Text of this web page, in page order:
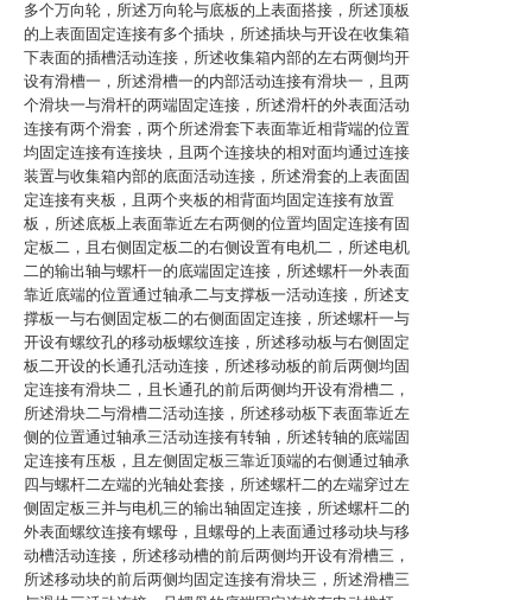
多个万向轮，所述万向轮与底板的上表面搭接，所述顶板
的上表面固定连接有多个插块，所述插块与开设在收集箱
下表面的插槽活动连接，所述收集箱内部的左右两侧均开
设有滑槽一，所述滑槽一的内部活动连接有滑块一，且两
个滑块一与滑杆的两端固定连接，所述滑杆的外表面活动
连接有两个滑套，两个所述滑套下表面靠近相背端的位置
均固定连接有连接块，且两个连接块的相对面均通过连接
装置与收集箱内部的底面活动连接，所述滑套的上表面固
定连接有夹板，且两个夹板的相背面均固定连接有放置
板，所述底板上表面靠近左右两侧的位置均固定连接有固
定板二，且右侧固定板二的右侧设置有电机二，所述电机
二的输出轴与螺杆一的底端固定连接，所述螺杆一外表面
靠近底端的位置通过轴承二与支撑板一活动连接，所述支
撑板一与右侧固定板二的右侧面固定连接，所述螺杆一与
开设有螺纹孔的移动板螺纹连接，所述移动板与右侧固定
板二开设的长通孔活动连接，所述移动板的前后两侧均固
定连接有滑块二，且长通孔的前后两侧均开设有滑槽二，
所述滑块二与滑槽二活动连接，所述移动板下表面靠近左
侧的位置通过轴承三活动连接有转轴，所述转轴的底端固
定连接有压板，且左侧固定板三靠近顶端的右侧通过轴承
四与螺杆二左端的光轴处套接，所述螺杆二的左端穿过左
侧固定板三并与电机三的输出轴固定连接，所述螺杆二的
外表面螺纹连接有螺母，且螺母的上表面通过移动块与移
动槽活动连接，所述移动槽的前后两侧均开设有滑槽三，
所述移动块的前后两侧均固定连接有滑块三，所述滑槽三